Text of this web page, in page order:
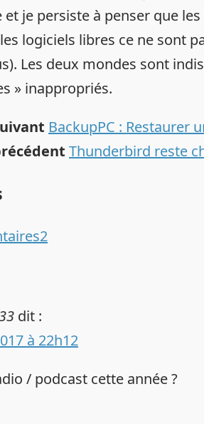
je persiste à penser que
logiciels libres ce ne sont
Les deux mondes sont
» inappropriés.
BackupPC : Restaurer
Thunderbird reste
2
dit :
à 22h12
/ podcast cette année ?